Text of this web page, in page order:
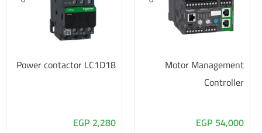
Motor Management
Controller
54,000 EGP
Power contactor LC1D18
2,280 EGP